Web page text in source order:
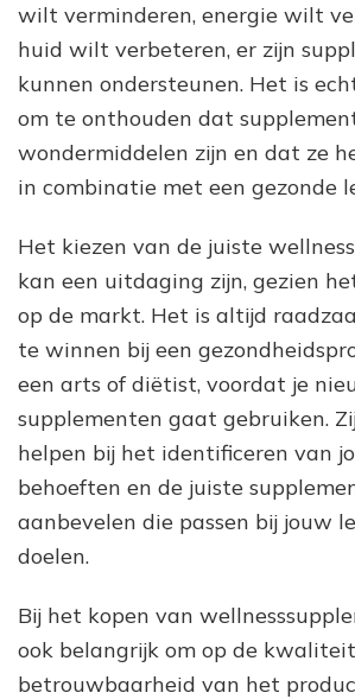
wilt verminderen, energie wilt
huid wilt verbeteren, er zijn
kunnen ondersteunen. Het is
om te onthouden dat
wondermiddelen zijn en dat ze
in combinatie met een gezonde
Het kiezen van de juiste
kan een uitdaging zijn, gezien
op de markt. Het is altijd
te winnen bij een
een arts of diëtist, voordat je
supplementen gaat gebruiken.
helpen bij het identificeren van
behoeften en de juiste
aanbevelen die passen bij jouw
doelen.
Bij het kopen van
ook belangrijk om op de
betrouwbaarheid van het